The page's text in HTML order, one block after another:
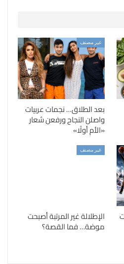
غير مصنف
بعد الطلاق… نجمات عربيات
واصلن النجاح ورفعن شعار
«الأم أولًا»
غير مصنف
الإطلالة غير المرتبة أصبحت
موضة… فما القصة؟